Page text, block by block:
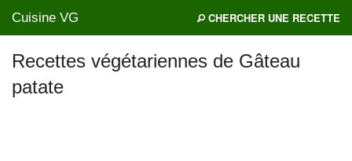
Cuisine VG CHERCHER UNE RECETTE
Recettes végétariennes de Gâteau
patate